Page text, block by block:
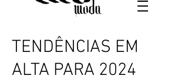
TENDÊNCIAS EM
ALTA PARA 2024